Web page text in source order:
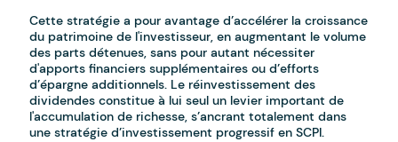
Cette stratégie a pour avantage d’accélérer la croissance
du patrimoine de l'investisseur, en augmentant le volume
des parts détenues, sans pour autant nécessiter
d'apports financiers supplémentaires ou d’efforts
d’épargne additionnels. Le réinvestissement des
dividendes constitue à lui seul un levier important de
l'accumulation de richesse, s’ancrant totalement dans
une stratégie d’investissement progressif en SCPI.